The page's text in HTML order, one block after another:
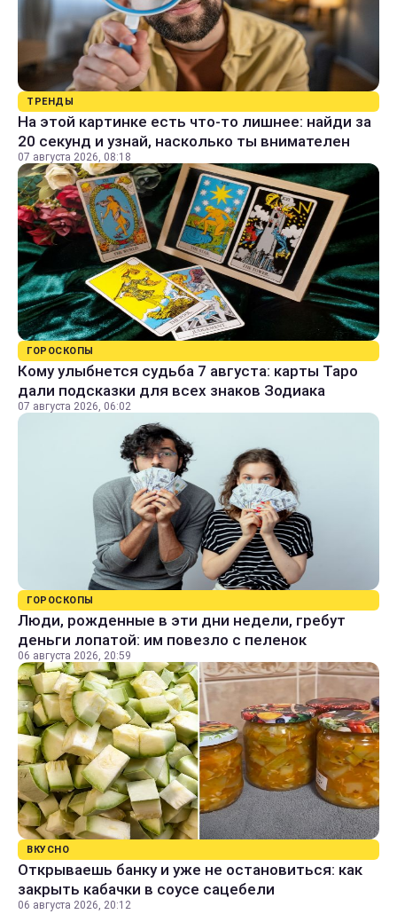
ТРЕНДЫ
На этой картинке есть что-то лишнее: найди за
20 секунд и узнай, насколько ты внимателен
07 августа 2026, 08:18
ГОРОСКОПЫ
Кому улыбнется судьба 7 августа: карты Таро
дали подсказки для всех знаков Зодиака
07 августа 2026, 06:02
ГОРОСКОПЫ
Люди, рожденные в эти дни недели, гребут
деньги лопатой: им повезло с пеленок
06 августа 2026, 20:59
ВКУСНО
Открываешь банку и уже не остановиться: как
закрыть кабачки в соусе сацебели
06 августа 2026, 20:12